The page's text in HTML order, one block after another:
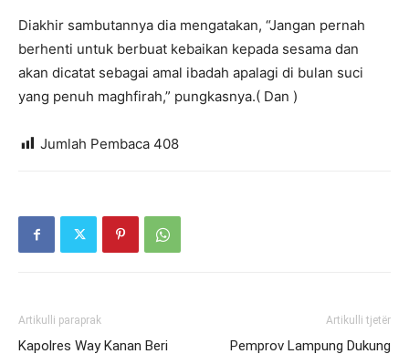
Diakhir sambutannya dia mengatakan, “Jangan pernah
berhenti untuk berbuat kebaikan kepada sesama dan
akan dicatat sebagai amal ibadah apalagi di bulan suci
yang penuh maghfirah,” pungkasnya.( Dan )
Jumlah Pembaca 408
Artikulli paraprak
Kapolres Way Kanan Beri
Artikulli tjetër
Pemprov Lampung Dukung